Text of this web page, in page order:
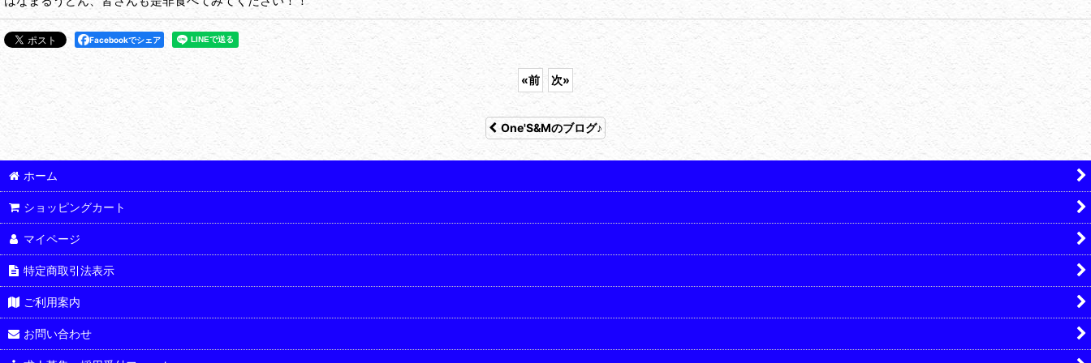
Facebookでシェア
«前 次»
One'S&Mのブログ♪
ホーム
ショッピングカート
マイページ
特定商取引法表示
ご利用案内
お問い合わせ